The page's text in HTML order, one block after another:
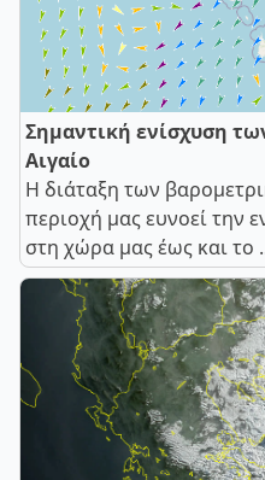
Σημαντική ενίσχυση
Αιγαίο
Η διάταξη των
περιοχή μας ευνοεί την
στη χώρα μας έως και το